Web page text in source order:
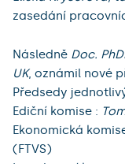
zasedání
Následně Doc.
UK, oznámil nové
Předsedy
Ediční komise :
Ekonomická
(FTVS)